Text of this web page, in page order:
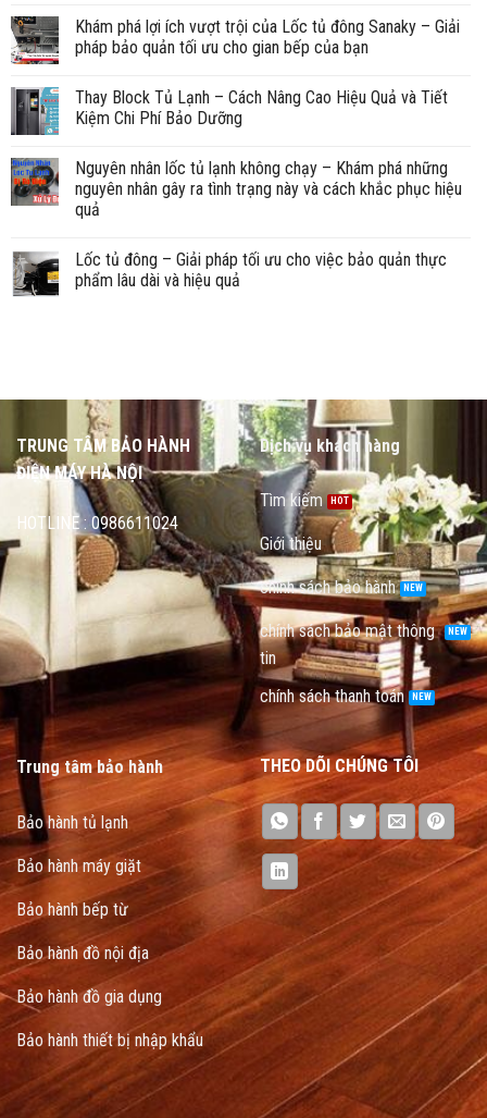
Khám phá lợi ích vượt trội của Lốc tủ đông Sanaky – Giải
pháp bảo quản tối ưu cho gian bếp của bạn
Thay Block Tủ Lạnh – Cách Nâng Cao Hiệu Quả và Tiết
Kiệm Chi Phí Bảo Dưỡng
Nguyên nhân lốc tủ lạnh không chạy – Khám phá những
nguyên nhân gây ra tình trạng này và cách khắc phục hiệu
quả
Lốc tủ đông – Giải pháp tối ưu cho việc bảo quản thực
phẩm lâu dài và hiệu quả
TRUNG TÂM BẢO HÀNH
ĐIỆN MÁY HÀ NỘI
HOTLINE : 0986611024
Dịch vụ khách hàng
Tìm kiếm
Giới thiệu
chính sách bảo hành
chính sách bảo mật thông
tin
chính sách thanh toán
Trung tâm bảo hành
Bảo hành tủ lạnh
Bảo hành máy giặt
Bảo hành bếp từ
Bảo hành đồ nội địa
Bảo hành đồ gia dụng
Bảo hành thiết bị nhập khẩu
THEO DÕI CHÚNG TÔI